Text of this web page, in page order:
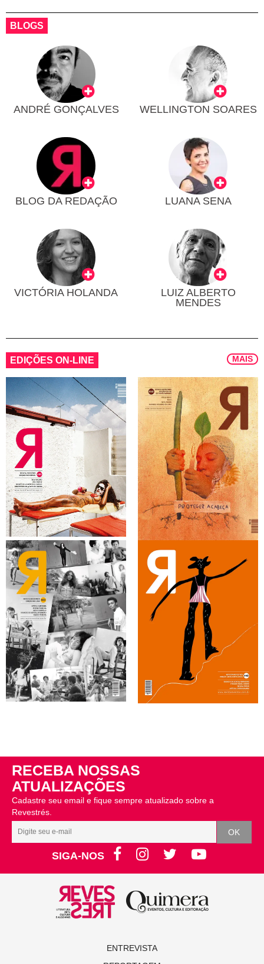
BLOGS
ANDRÉ GONÇALVES WELLINGTON SOARES
BLOG DA REDAÇÃO LUANA SENA
VICTÓRIA HOLANDA
LUIZ ALBERTO
MENDES
EDIÇÕES ON-LINE MAIS
RECEBA NOSSAS
ATUALIZAÇÕES
Cadastre seu email e fique sempre atualizado sobre a
Revestrés.
SIGA-NOS
ENTREVISTA